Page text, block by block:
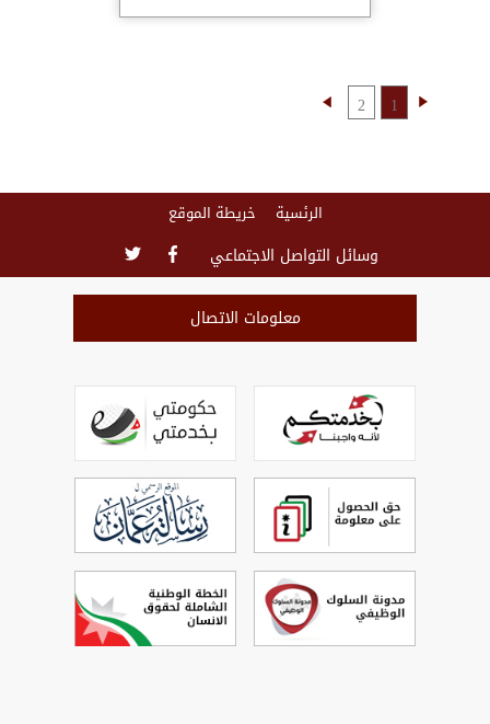
1
2
الرئسية خريطة الموقع
وسائل التواصل الاجتماعي
معلومات الاتصال